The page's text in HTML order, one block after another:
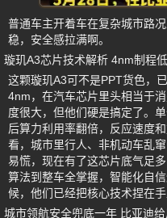
普通车主开着车在复杂城市路
稳，安全感拉满啊。
璇玑A3芯片技术解析 4nm制程
这颗璇玑A3可不是PPT货色，
4nm，在汽车芯片里头相当于
度很大，但他们硬是搞定了。
后算力利用率翻倍，反应速度
看，城市里行人、非机动车乱
易慌，现在有了这芯片底气足
算法到整车全掌握，智能化自
候，他们已经把核心技术捏在
城市领航安全兜底一年 比亚迪